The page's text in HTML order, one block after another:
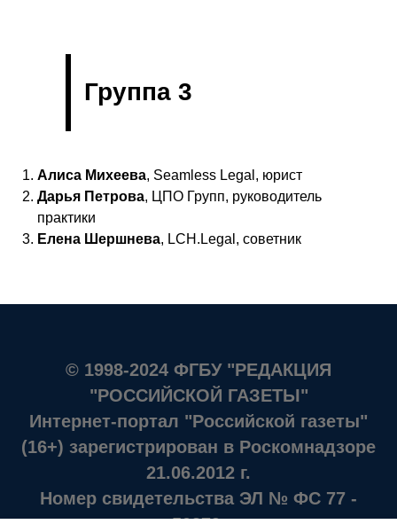
Группа 3
Алиса Михеева, Seamless Legal, юрист
Дарья Петрова, ЦПО Групп, руководитель
практики
Елена Шершнева, LCH.Legal, советник
© 1998-2024 ФГБУ "РЕДАКЦИЯ
"РОССИЙСКОЙ ГАЗЕТЫ"
Интернет-портал "Российской газеты"
(16+) зарегистрирован в Роскомнадзоре
21.06.2012 г.
Номер свидетельства ЭЛ № ФС 77 -